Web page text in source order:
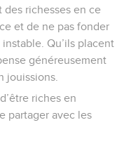
des richesses en ce
et de ne pas fonder
Qu’ils placent
généreusement
jouissions.
riches en
partager avec les